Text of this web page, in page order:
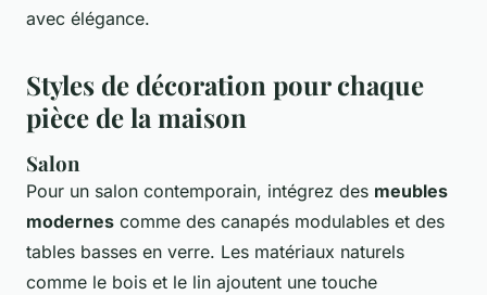
avec élégance.
Styles de décoration pour chaque
pièce de la maison
Salon
Pour un salon contemporain, intégrez des meubles
modernes comme des canapés modulables et des
tables basses en verre. Les matériaux naturels
comme le bois et le lin ajoutent une touche